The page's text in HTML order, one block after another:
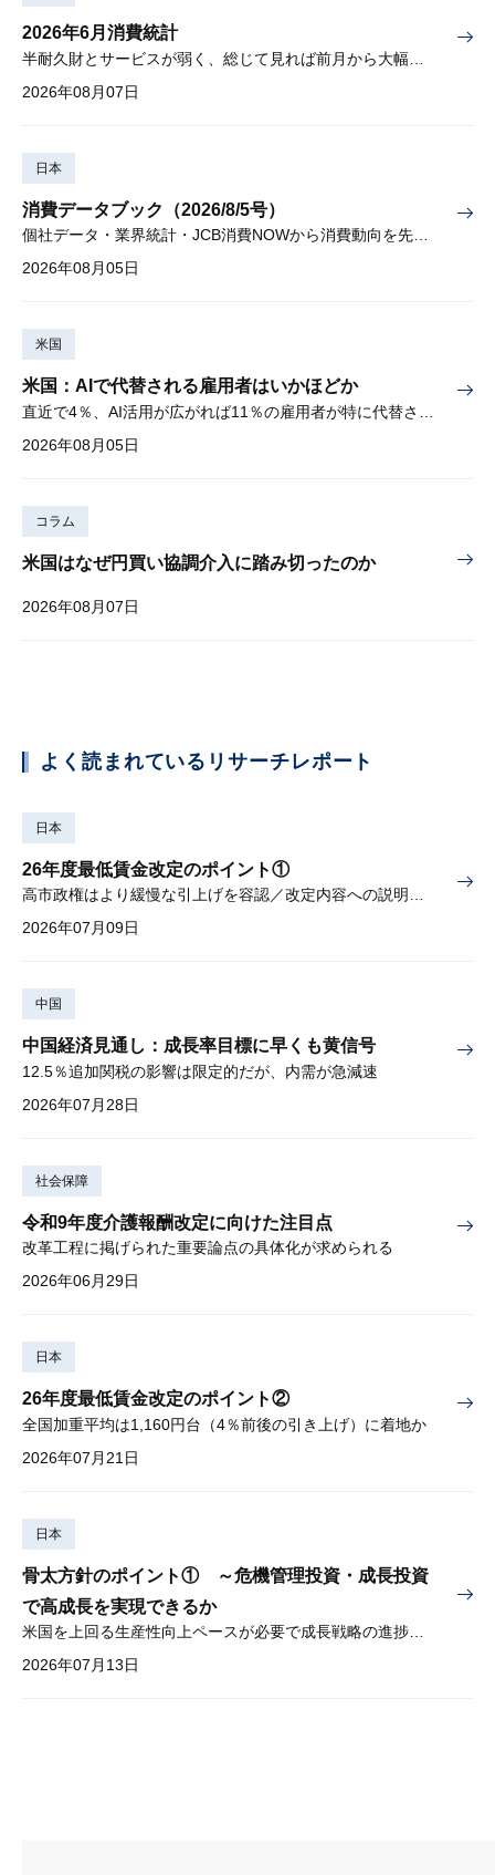
2026年6月消費統計
2026年08月07日
日本
消費データブック（2026/8/5号）
個社データ・業界統計・JCB消費NOWから消費動向を先取り
2026年08月05日
米国
米国：AIで代替される雇用者はいかほどか
2026年08月05日
コラム
米国はなぜ円買い協調介入に踏み切ったのか
2026年08月07日
よく読まれているリサーチレポート
日本
26年度最低賃金改定のポイント①
高市政権はより緩慢な引上げを容認／改定内容への説明責任が焦点
2026年07月09日
中国
中国経済見通し：成長率目標に早くも黄信号
12.5％追加関税の影響は限定的だが、内需が急減速
2026年07月28日
社会保障
令和9年度介護報酬改定に向けた注目点
改革工程に掲げられた重要論点の具体化が求められる
2026年06月29日
日本
26年度最低賃金改定のポイント②
全国加重平均は1,160円台（4％前後の引き上げ）に着地か
2026年07月21日
日本
骨太方針のポイント① ～危機管理投資・成長投資
で高成長を実現できるか
米国を上回る生産性向上ペースが必要で成長戦略の進捗管理も課題
2026年07月13日